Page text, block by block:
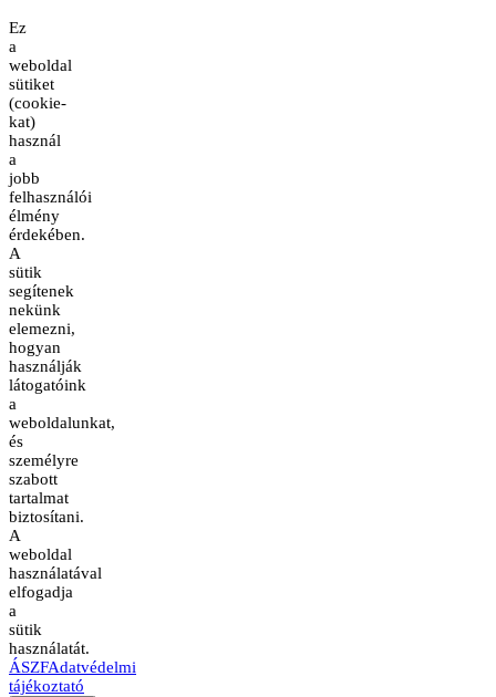
Ez
a
weboldal
sütiket
(cookie-
kat)
használ
a
jobb
felhasználói
élmény
érdekében.
A
sütik
segítenek
nekünk
elemezni,
hogyan
használják
látogatóink
a
weboldalunkat,
és
személyre
szabott
tartalmat
biztosítani.
A
weboldal
használatával
elfogadja
a
sütik
használatát.
ÁSZFAdatvédelmi
tájékoztató